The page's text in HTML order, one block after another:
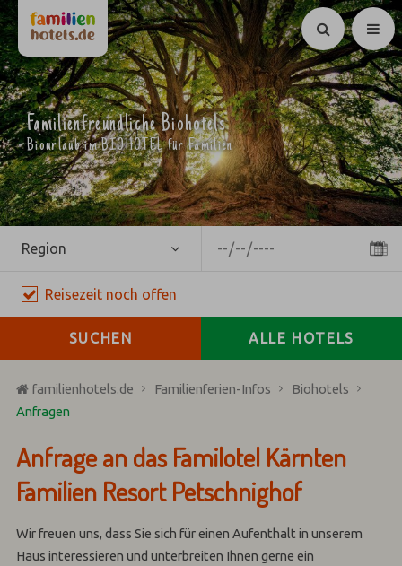
Suchen
Familienfreundliche Biohotels
Biourlaub im BIOHOTEL für Familien
Region
Reisezeit noch offen
SUCHEN ALLE HOTELS
familienhotels.de Familienferien-Infos
Biohotels
Anfragen
Anfrage an das Familotel Kärnten
Familien Resort Petschnighof
Wir freuen uns, dass Sie sich für einen Aufenthalt in unserem
Haus interessieren und unterbreiten Ihnen gerne ein